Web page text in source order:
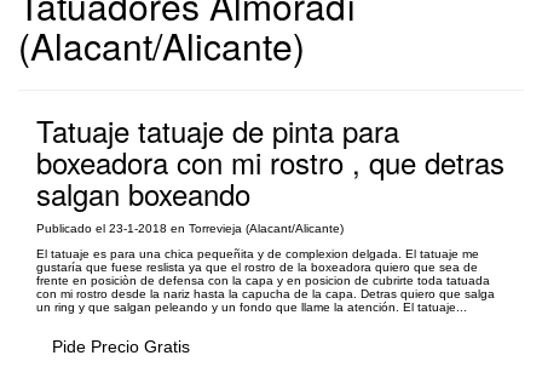
(Alacant/Alicante)
Tatuaje tatuaje de pinta para
boxeadora con mi rostro , que detras
salgan boxeando
Publicado el 23-1-2018 en Torrevieja (Alacant/Alicante)
El tatuaje es para una chica pequeñita y de complexion delgada. El tatuaje me
gustaría que fuese reslista ya que el rostro de la boxeadora quiero que sea de
frente en posiciòn de defensa con la capa y en posicion de cubrirte toda tatuada
con mi rostro desde la nariz hasta la capucha de la capa. Detras quiero que salga
un ring y que salgan peleando y un fondo que llame la atención. El tatuaje...
Pide Precio Gratis